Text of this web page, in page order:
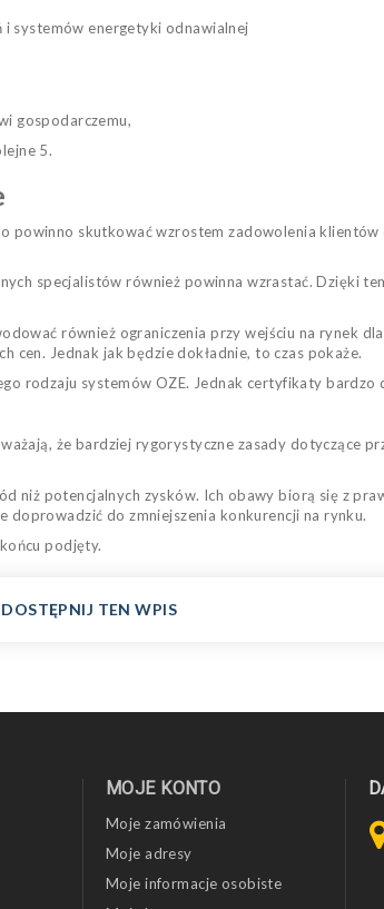
systemów energetyki odnawialnej
gospodarczemu,
5.
powinno skutkować wzrostem zadowolenia
specjalistówrównież powinna wzrastać. Dzięki
również ograniczenia przy wejściu na rynek
cen. Jednak jak będzie dokładnie, to czas pokaże.
systemów OZE. Jednak certyfikaty bardzo
że bardziej rygorystyczne zasady dotyczące
niż potencjalnych zysków. Ich obawy biorą się z
do zmniejszenia konkurencji na rynku.
podjęty.
TEN WPIS
MOJE KONTO
Moje zamówienia
Moje adresy
Moje informacje osobiste